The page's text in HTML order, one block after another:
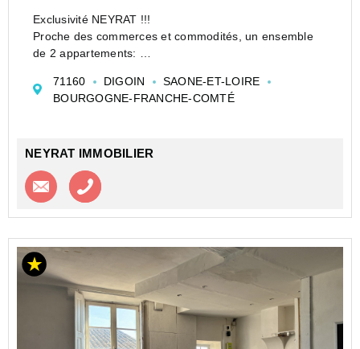
Exclusivité NEYRAT !!!
Proche des commerces et commodités, un ensemble
de 2 appartements:
- un T3 de 51 m², libre,
- 4 caves, jardins, un abris à bois, une cuisine d'été,
71160 DIGOIN
SAONE-ET-LOIRE
BOURGOGNE-FRANCHE-COMTÉ
NEYRAT IMMOBILIER
Contacter l'agence